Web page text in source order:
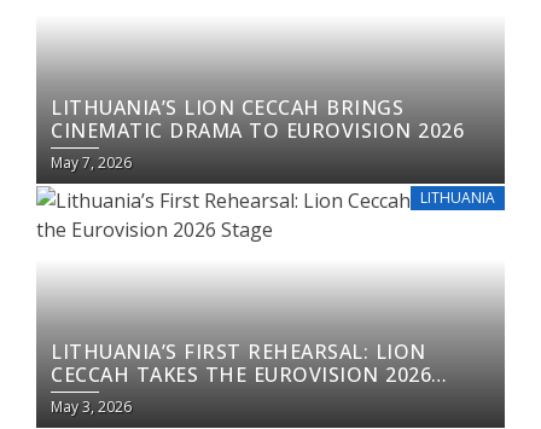
LITHUANIA’S LION CECCAH BRINGS
CINEMATIC DRAMA TO EUROVISION 2026
May 7, 2026
LITHUANIA
LITHUANIA’S FIRST REHEARSAL: LION
CECCAH TAKES THE EUROVISION 2026
STAGE
May 3, 2026